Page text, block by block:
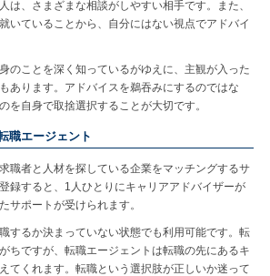
は、さまざまな相談がしやすい相手です。また、
いていることから、自分にはない視点でアドバイ
のことを深く知っているがゆえに、主観が入った
あります。アドバイスを鵜吞みにするのではな
を自身で取捨選択することが大切です。
職エージェント
職者と人材を探している企業をマッチングするサ
録すると、1人ひとりにキャリアアドバイザーが
サポートが受けられます。
するか決まっていない状態でも利用可能です。転
ちですが、転職エージェントは転職の先にあるキ
てくれます。転職という選択肢が正しいか迷って